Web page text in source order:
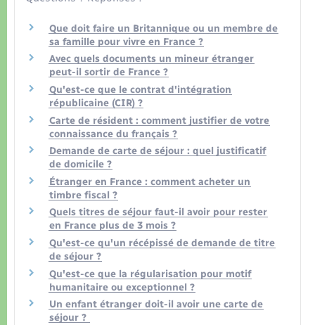
Que doit faire un Britannique ou un membre de
sa famille pour vivre en France ?
Avec quels documents un mineur étranger
peut-il sortir de France ?
Qu'est-ce que le contrat d'intégration
républicaine (CIR) ?
Carte de résident : comment justifier de votre
connaissance du français ?
Demande de carte de séjour : quel justificatif
de domicile ?
Étranger en France : comment acheter un
timbre fiscal ?
Quels titres de séjour faut-il avoir pour rester
en France plus de 3 mois ?
Qu'est-ce qu'un récépissé de demande de titre
de séjour ?
Qu'est-ce que la régularisation pour motif
humanitaire ou exceptionnel ?
Un enfant étranger doit-il avoir une carte de
séjour ?